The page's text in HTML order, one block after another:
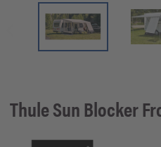
ThuleSun Blocker